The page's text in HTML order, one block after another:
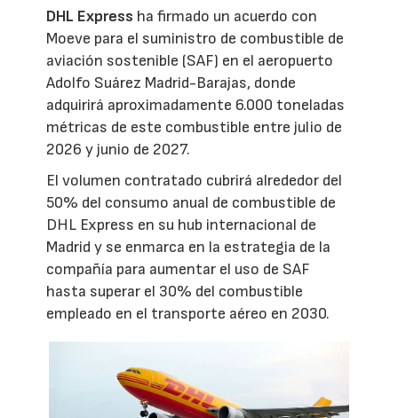
DHL Express ha firmado un acuerdo con
Moeve para el suministro de combustible de
aviación sostenible (SAF) en el aeropuerto
Adolfo Suárez Madrid-Barajas, donde
adquirirá aproximadamente 6.000 toneladas
métricas de este combustible entre julio de
2026 y junio de 2027.
El volumen contratado cubrirá alrededor del
50% del consumo anual de combustible de
DHL Express en su hub internacional de
Madrid y se enmarca en la estrategia de la
compañía para aumentar el uso de SAF
hasta superar el 30% del combustible
empleado en el transporte aéreo en 2030.